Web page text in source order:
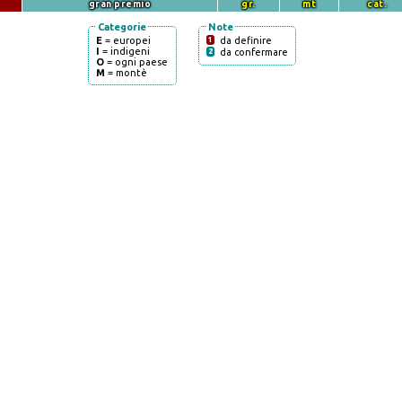
gran premio gr. mt cat.
Categorie
E = europei
= indigeni
O = ogni paese
M = montè
Note
1 da definire
2 da confermare